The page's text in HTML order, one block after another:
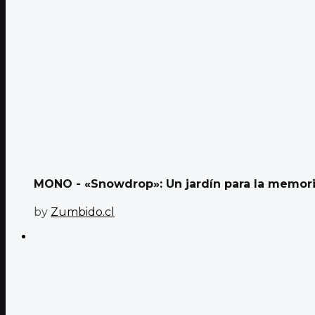
MONO - «Snowdrop»: Un jardín para la
by Zumbido.cl